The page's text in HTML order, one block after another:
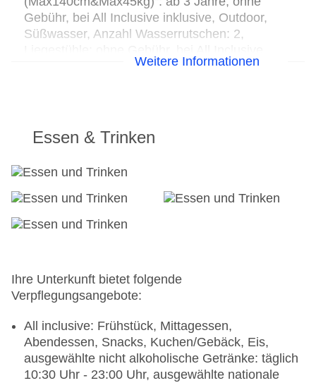
Gebühr, bei All Inclusive inklusive, Outdoor,
Süßwasser, Anzahl Wasserrutschen: 2,
inklusive, Sonnenschirme: ohne Gebühr, bei All
Outdoor, Süßwasser, überdacht, beheizbar,
Anzahl Wasserrutschen: 1, ohne Gebühr, bei All
Inclusive inklusive, Liegestühle: ohne Gebühr, bei
All Inclusive inklusive, Sonnenschirme: ohne
Gebühr, bei All Inclusive inklusive
Jahre, ohne Gebühr, bei All Inclusive inklusive,
Adults-only-Pool „Relax Pool - 1,40 m“: ab 18
Jahre, ohne Gebühr, bei All Inclusive inklusive,
Liegestühle: ohne Gebühr, bei All Inclusive
inklusive
Badetücher: ohne Gebühr, bei All Inclusive
inklusive
Weitere Informationen
Essen & Trinken
Ihre Unterkunft bietet folgende
Verpflegungsangebote:
All inclusive: Frühstück, Mittagessen,
Abendessen, Snacks, Kuchen/Gebäck, Eis,
ausgewählte nicht alkoholische Getränke: täglich
10:30 Uhr - 23:00 Uhr, ausgewählte nationale